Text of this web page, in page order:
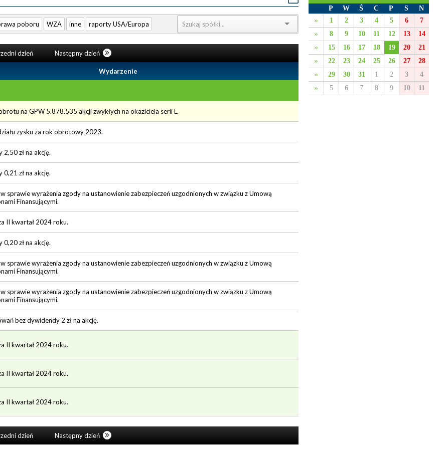
poboru WZA inne raporty USA/Europa
dzień Następny dzień
Wydarzenie
na GPW 5.878.535 akcji zwykłych na okaziciela serii L.
zysku za rok obrotowy 2023.
zł na akcję.
zł na akcję.
sprawie wyrażenia zgody na ustanowienie zabezpieczeń uzgodnionych w związku z Umową
Finansującymi.
II kwartał 2024 roku.
zł na akcję.
sprawie wyrażenia zgody na ustanowienie zabezpieczeń uzgodnionych w związku z Umową
Finansującymi.
sprawie wyrażenia zgody na ustanowienie zabezpieczeń uzgodnionych w związku z Umową
Finansującymi.
bez dywidendy 2 zł na akcję.
II kwartał 2024 roku.
II kwartał 2024 roku.
II kwartał 2024 roku.
dzień Następny dzień
» 1 2 3 4 5 6 7
» 8 9 10 11 12 13 14
» 15 16 17 18 19 20 21
» 22 23 24 25 26 27 28
» 29 30 31 1 2 3 4
» 5 6 7 8 9 10 11
P W Ś C P S N